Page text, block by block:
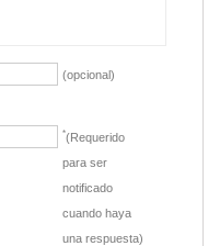
(opcional)
*(Requerido
para ser
notificado
cuando haya
una respuesta)